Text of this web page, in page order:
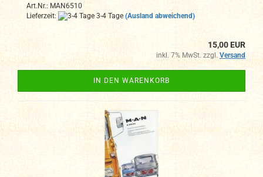
Art.Nr.: MAN6510
Lieferzeit:
3-4 Tage (Ausland abweichend)
15,00 EUR
inkl. 7% MwSt. zzgl. Versand
IN DEN WARENKORB